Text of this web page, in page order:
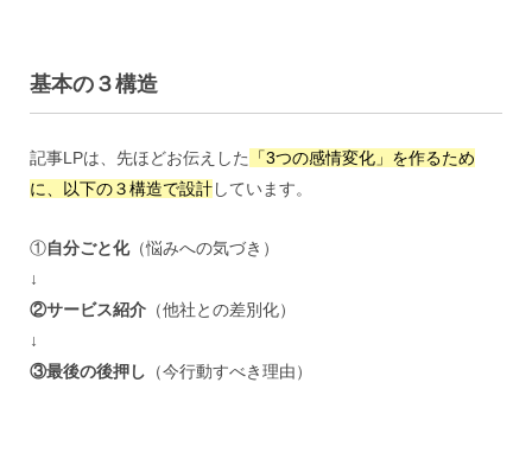
基本の３構造
記事LPは、先ほどお伝えした
「3つの感情変化」を作るため
に、以下の３構造で設計しています。
①自分ごと化（悩みへの気づき）
↓
②サービス紹介 （他社との差別化）
↓
③最後の後押し （今行動すべき理由）